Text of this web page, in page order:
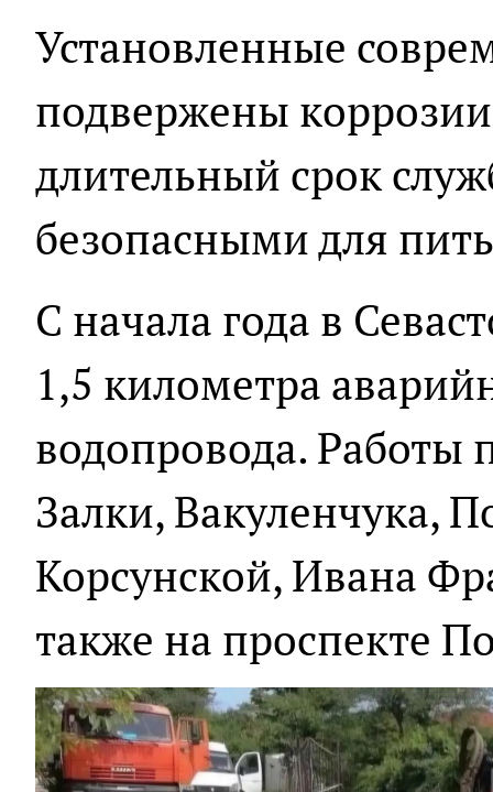
Установленные
подвержены
длительный срок
безопасными для
С начала года в
1,5 километра
водопровода. Работы
Залки, Вакуленчука,
Корсунской, Ивана
также на проспекте